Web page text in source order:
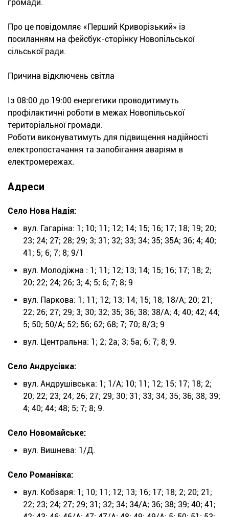
громади.
Про це повідомляє «Перший Криворізький» із
посиланням на фейсбук-сторінку Новопільської
сільської ради.
Причина відключень світла
Із 08:00 до 19:00 енергетики проводитимуть
профілактичні роботи в межах Новопільської
територіальної громади.
Роботи виконуватимуть для підвищення надійності
електропостачання та запобігання аваріям в
електромережах.
Адреси
Село Нова Надія:
вул. Гагаріна: 1; 10; 11; 12; 14; 15; 16; 17; 18; 19; 20;
23; 24; 27; 28; 29; 3; 31; 32; 33; 34; 35; 35А; 36; 4; 40;
41; 5; 6; 7; 8; 9/1
вул. Молодіжна : 1; 11; 12; 13; 14; 15; 16; 17; 18; 2;
20; 22; 24; 26; 3; 4; 5; 6; 7; 8; 9
вул. Паркова: 1; 11; 12; 13; 14; 15; 18; 18/А; 20; 21;
22; 26; 27; 29; 3; 30; 32; 35; 36; 38; 38/А; 4; 40; 42; 44;
5; 50; 50/А; 52; 56; 62; 68; 7; 70; 8/З; 9
вул. Центральна: 1; 2; 2а; 3; 5а; 6; 7; 8; 9.
Село Андрусівка:
вул. Андрушівська: 1; 1/А; 10; 11; 12; 15; 17; 18; 2;
20; 22; 23; 24; 26; 27; 29; 30; 31; 33; 34; 35; 36; 38; 39;
4; 40; 44; 48; 5; 7; 8; 9.
Село Новомайське:
вул. Вишнева: 1/Д.
Село Романівка:
вул. Кобзаря: 1; 10; 11; 12; 13; 16; 17; 18; 2; 20; 21;
22; 23; 24; 27; 29; 31; 32; 34; 34/А; 36; 38; 39; 40; 41;